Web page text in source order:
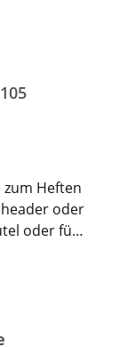
Heften
oder
oder für